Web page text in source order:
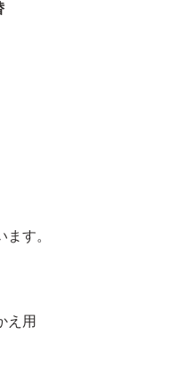
す。
え用